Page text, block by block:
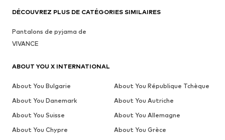
DÉCOUVREZ PLUS DE CATÉGORIES SIMILAIRES
Pantalons de pyjama de
VIVANCE
ABOUT YOU X INTERNATIONAL
About You Bulgarie
About You République Tchèque
About You Danemark
About You Autriche
About You Suisse
About You Allemagne
About You Chypre
About You Grèce